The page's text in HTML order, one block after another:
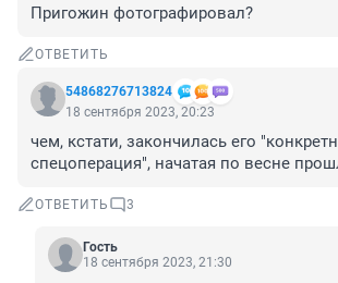
Пригожин фотографировал?
ОТВЕТИТЬ
54868276713824
18 сентября 2023, 20:23
чем, кстати, закончилась его
спецоперация", начатая по весне
ОТВЕТИТЬ 3
Гость
18 сентября 2023, 21:30